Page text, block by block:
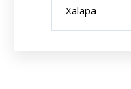
Xalapa